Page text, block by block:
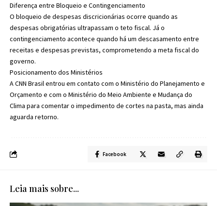
Diferença entre Bloqueio e Contingenciamento
O bloqueio de despesas discricionárias ocorre quando as
despesas obrigatórias ultrapassam o teto fiscal. Já o
contingenciamento acontece quando há um descasamento entre
receitas e despesas previstas, comprometendo a meta fiscal do
governo.
Posicionamento dos Ministérios
A CNN Brasil entrou em contato com o Ministério do Planejamento e
Orçamento e com o Ministério do Meio Ambiente e Mudança do
Clima para comentar o impedimento de cortes na pasta, mas ainda
aguarda retorno.
Facebook
Leia mais sobre...